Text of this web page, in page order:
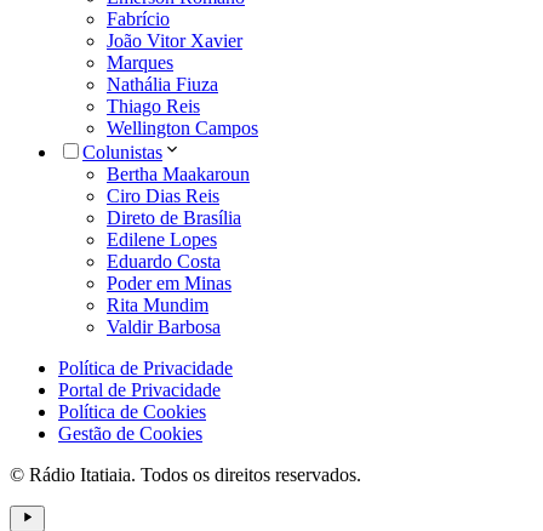
Fabrício
João Vitor Xavier
Marques
Nathália Fiuza
Thiago Reis
Wellington Campos
Colunistas
Bertha Maakaroun
Ciro Dias Reis
Direto de Brasília
Edilene Lopes
Eduardo Costa
Poder em Minas
Rita Mundim
Valdir Barbosa
Política de Privacidade
Portal de Privacidade
Política de Cookies
Gestão de Cookies
© Rádio Itatiaia. Todos os direitos reservados.